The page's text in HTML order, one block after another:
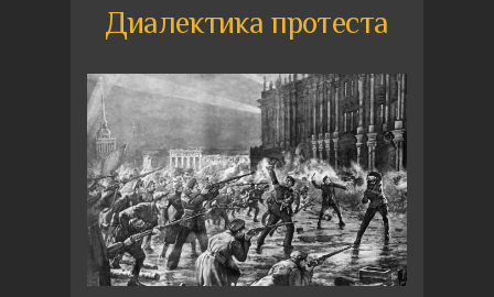
Диалектика протеста